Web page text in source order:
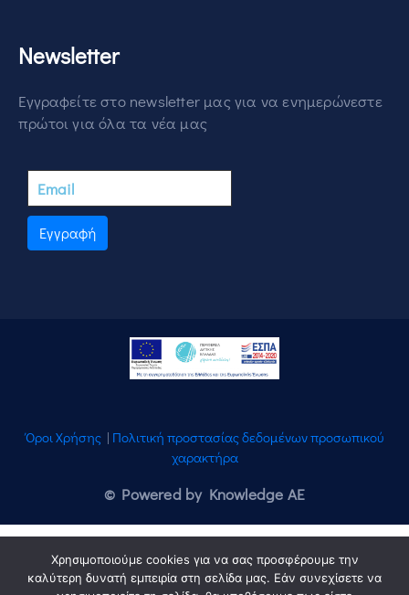
Newsletter
Εγγραφείτε στο newsletter μας για να ενημερώνεστε
πρώτοι για όλα τα νέα μας
Εγγραφή
Όροι Χρήσης | Πολιτική προστασίας δεδομένων προσωπικού
χαρακτήρα
© Powered by Knowledge AE
Χρησιμοποιούμε cookies για να σας προσφέρουμε την
καλύτερη δυνατή εμπειρία στη σελίδα μας. Εάν συνεχίσετε να